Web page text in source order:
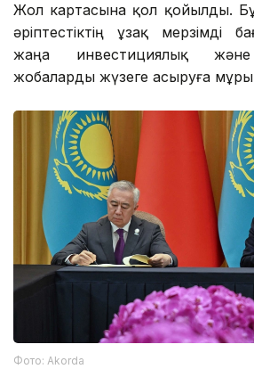
Жол картасына қол қойылды.
әріптестіктің ұзақ мерзімді
жаңа инвестициялық және
жобаларды жүзеге асыруға
Фото: Аkorda